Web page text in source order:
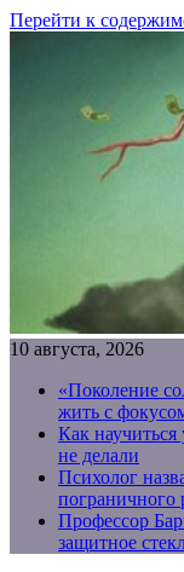
Перейти к
10 августа, 2026
«Поколение
жить с
Как
не делали
Психолог
пограничного
Профессор
защитное